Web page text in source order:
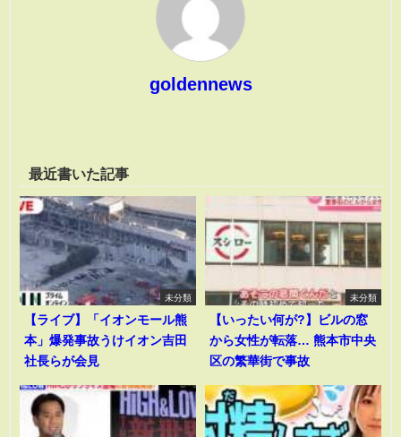
goldennews
最近書いた記事
未分類
【ライブ】「イオンモール熊
本」爆発事故うけイオン吉田
社長らが会見
未分類
【いったい何が?】ビルの窓
から女性が転落… 熊本市中央
区の繁華街で事故